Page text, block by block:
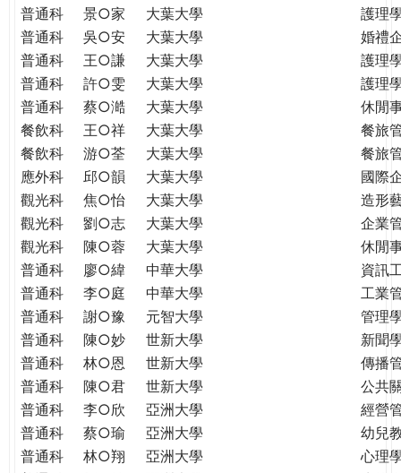
普通科
景○家 大葉大學
護理
普通科
吳○安 大葉大學
婚禮
普通科
王○謙 大葉大學
護理
普通科
許○雯 大葉大學
護理
普通科
蔡○澔 大葉大學
休閒
餐飲科
王○祥 大葉大學
餐旅
餐飲科
游○荃 大葉大學
餐旅
應外科
邱○韻 大葉大學
國際
觀光科
焦○怡 大葉大學
造形
觀光科
劉○志 大葉大學
企業
觀光科
陳○蓉 大葉大學
休閒
普通科
廖○緯 中華大學
資訊
普通科
李○庭 中華大學
工業
普通科
謝○豫 元智大學
管理
普通科
陳○妙 世新大學
新聞
普通科
林○恩 世新大學
傳播
普通科
陳○君 世新大學
公共
普通科
李○欣 亞洲大學
經營
普通科
蔡○瑜 亞洲大學
幼兒
普通科
林○翔 亞洲大學
心理